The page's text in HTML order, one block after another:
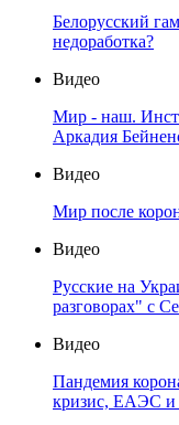
Белорусский
недоработка?
Видео
Мир - наш.
Аркадия
Видео
Мир после
Видео
Русские на
разговорах" с
Видео
Пандемия
кризис, ЕАЭС и